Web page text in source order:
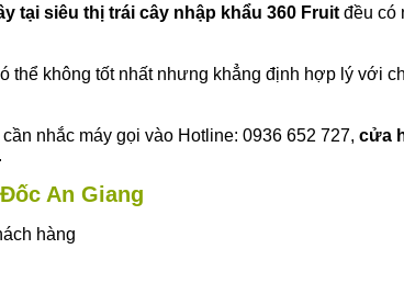
tại siêu thị trái cây nhập khẩu 360 Fruit đều có
thể không tốt nhất nhưng khẳng định hợp lý với
nhắc máy gọi vào Hotline: 0936 652 727, cửa
An Giang
hàng